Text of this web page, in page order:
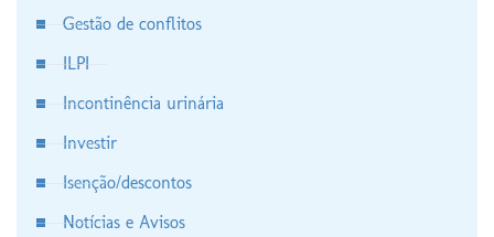
Gestão de conflitos
ILPI
Incontinência urinária
Investir
Isenção/descontos
Notícias e Avisos